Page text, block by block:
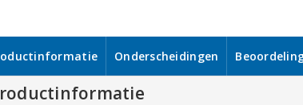
Onderscheidingen